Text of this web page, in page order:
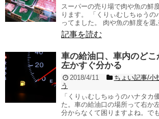
スーパーの売り場で肉や魚の鮮
ります。 「くりぃむしちゅうの
ってました。 肉や魚の鮮度を選
記事を読む
車の給油口、車内のど
左かすぐ分かる
2018/4/11 ちょい記事/小
う
「くりぃむしちゅうのハナタカ
た。車の給油口の場所って右か
分からなくて困りますよね。で